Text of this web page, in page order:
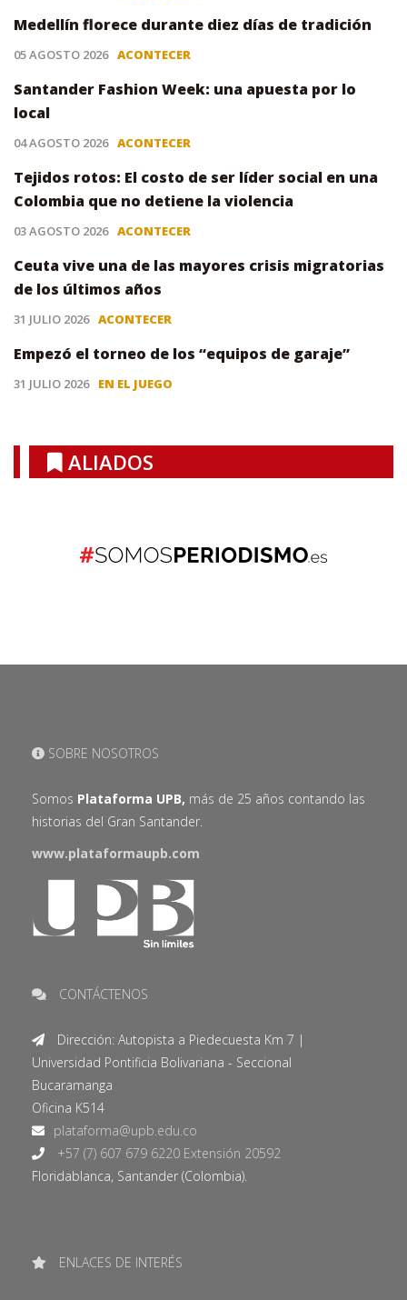
Medellín florece durante diez días de tradición
05 AGOSTO 2026 ACONTECER
Santander Fashion Week: una apuesta por lo
local
04 AGOSTO 2026 ACONTECER
Tejidos rotos: El costo de ser líder social en una
Colombia que no detiene la violencia
03 AGOSTO 2026 ACONTECER
Ceuta vive una de las mayores crisis migratorias
de los últimos años
31 JULIO 2026 ACONTECER
Empezó el torneo de los “equipos de garaje”
31 JULIO 2026 EN EL JUEGO
ALIADOS
SOBRE NOSOTROS
Somos Plataforma UPB, más de 25 años contando las
historias del Gran Santander.
www.plataformaupb.com
CONTÁCTENOS
Dirección: Autopista a Piedecuesta Km 7 |
Universidad Pontificia Bolivariana - Seccional
Bucaramanga
Oficina K514
+57 (7) 607 679 6220 Extensión 20592
Floridablanca, Santander (Colombia).
ENLACES DE INTERÉS